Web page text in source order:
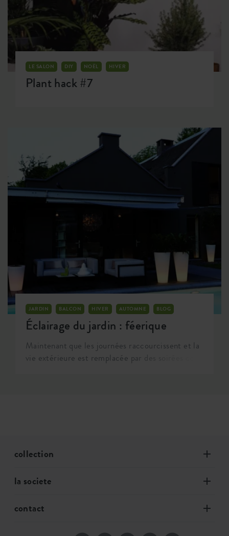
LE SALON DIY NOËL HIVER
Plant hack #7
JARDIN BALCON HIVER AUTOMNE BLOG
Éclairage du jardin : féerique
Maintenant que les journées raccourcissent et la
vie extérieure est remplacée par des soirées cosy
une ambiance et fait fuir les visiteurs
collection
la societe
contact